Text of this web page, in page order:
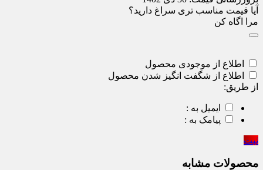
آیا قیمت مناسب تری سراغ دارید؟
مرا اگاه کن
اطلاع از موجودی محصول
اطلاع از شگفت انگیز شدن محصول
از طریق:
ایمیل به :
پیامک به :
ثبت
محصولات مشابه